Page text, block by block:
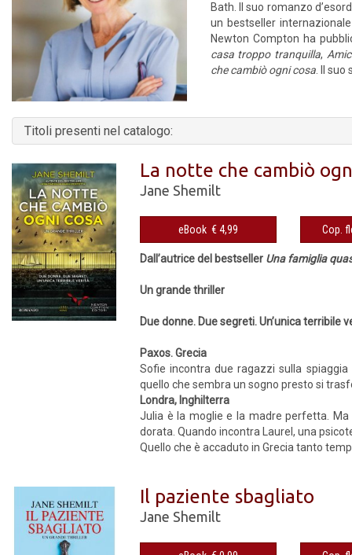
Bath. Il suo romanzo
un bestseller
Newton Compton ha
casa troppo tranquilla,
che cambiò ogni cosa. Il suo
Titoli presenti nel catalogo:
La notte che cambiò
Jane Shemilt
eBook € 4,99
Dall’autrice del bestseller Una famiglia
Un grande thriller
Due donne. Due segreti. Un’unica terribile
Paxos. Grecia
Sofie incontra due ragazzi sulla
quello che sembra un sogno presto si
Londra, Inghilterra
Julia è la moglie e la madre perfetta. Ma
dorata. Quando incontra Laurel, una
Quello che è accaduto in Grecia tanto
Il paziente sbagliato
Jane Shemilt